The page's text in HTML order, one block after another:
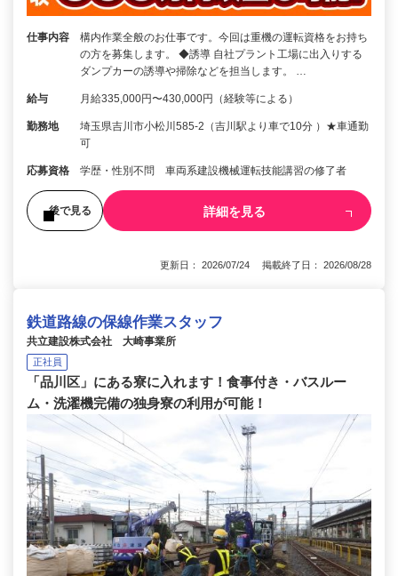
仕事内容
構内作業全般のお仕事です。今回は重機の運転資格をお持ち
の方を募集します。 ◆誘導 自社プラント工場に出入りする
ダンプカーの誘導や掃除などを担当します。 …
給与 月給335,000円〜430,000円（経験等による）
勤務地
埼玉県吉川市小松川585-2（吉川駅より車で10分 ）★車通勤
可
応募資格 学歴・性別不問 車両系建設機械運転技能講習の修了者
後で見る 詳細を見る
更新日： 2026/07/24 掲載終了日： 2026/08/28
鉄道路線の保線作業スタッフ
共立建設株式会社 大崎事業所
正社員
「品川区」にある寮に入れます！食事付き・バスルー
ム・洗濯機完備の独身寮の利用が可能！